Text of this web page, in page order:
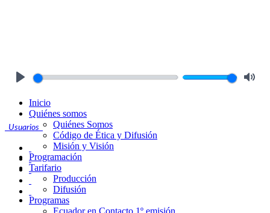
Usuarios
Inicio
Quiénes somos
Quiénes Somos
Código de Ética y Difusión
Misión y Visión
Programación
Tarifario
Producción
Difusión
Programas
Ecuador en Contacto 1º emisión